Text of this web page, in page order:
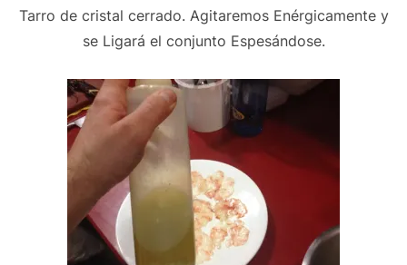
Tarro de cristal cerrado. Agitaremos Enérgicamente y
se Ligará el conjunto Espesándose.